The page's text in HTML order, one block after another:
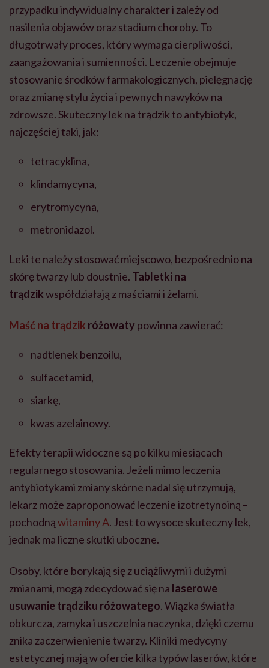
przypadku indywidualny charakter i zależy od
nasilenia objawów oraz stadium choroby. To
długotrwały proces, który wymaga cierpliwości,
zaangażowania i sumienności. Leczenie obejmuje
stosowanie środków farmakologicznych, pielęgnację
oraz zmianę stylu życia i pewnych nawyków na
zdrowsze. Skuteczny lek na trądzik to antybiotyk,
najczęściej taki, jak:
tetracyklina,
klindamycyna,
erytromycyna,
metronidazol.
Leki te należy stosować miejscowo, bezpośrednio na
skórę twarzy lub doustnie. Tabletki na
trądzikwspółdziałają z maściami i żelami.
Maść na trądzik różowaty powinna zawierać:
nadtlenek benzoilu,
sulfacetamid,
siarkę,
kwas azelainowy.
Efekty terapii widoczne są po kilku miesiącach
regularnego stosowania. Jeżeli mimo leczenia
antybiotykami zmiany skórne nadal się utrzymują,
lekarz może zaproponować leczenie izotretynoiną –
pochodnąwitaminy A. Jest to wysoce skuteczny lek,
jednak ma liczne skutki uboczne.
Osoby, które borykają się z uciążliwymi i dużymi
zmianami, mogą zdecydować się na laserowe
usuwanie trądziku różowatego. Wiązka światła
obkurcza, zamyka i uszczelnia naczynka, dzięki czemu
znika zaczerwienienie twarzy. Kliniki medycyny
estetycznej mają w ofercie kilka typów laserów, które